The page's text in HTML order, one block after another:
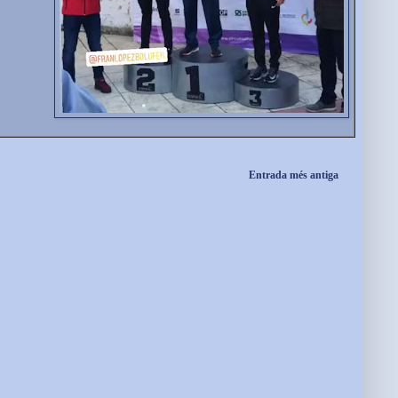
Entrada més antiga